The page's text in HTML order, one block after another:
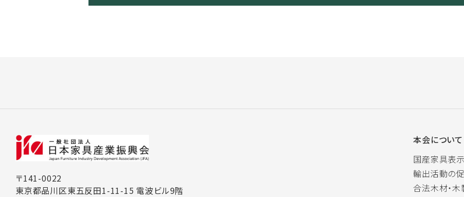
〒141-0022
東京都品川区東五反田1-11-15 電波ビル9階
本会について
国産家具表
輸出活動の
合法木材・